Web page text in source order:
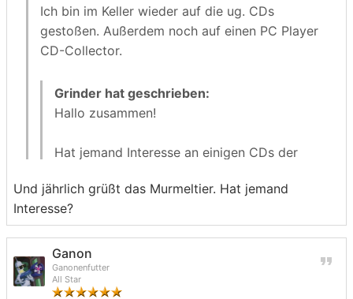
Ich bin im Keller wieder auf die ug. CDs
gestoßen. Außerdem noch auf einen PC Player
CD-Collector.
Grinder hat geschrieben:
Hallo zusammen!
Hat jemand Interesse an einigen CDs der
CDs der Hefte 7.95 bis einschließlich 7.98.
Alle in Einzel- oder Doppelhüllen (je
verpackt.
Bei Interesse bitte einfach per PN melden.
Und jährlich grüßt das Murmeltier. Hat jemand
Interesse?
Ganon
Ganonenfutter
All Star